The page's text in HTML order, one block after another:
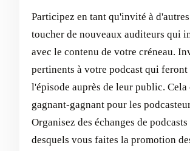
Participez en tant qu'invité à
toucher de nouveaux auditeurs qui
avec le contenu de votre créneau.
pertinents à votre podcast qui
l'épisode auprès de leur public.
gagnant-gagnant pour les
Organisez des échanges de
desquels vous faites la promotion